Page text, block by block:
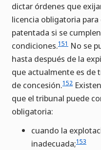
dictar órdenes que
licencia obligatoria
patentada si se
condiciones.151 No se
hasta después de la
que actualmente es de
de concesión.152
que el tribunal puede
obligatoria:
cuando la
inadecuada;153